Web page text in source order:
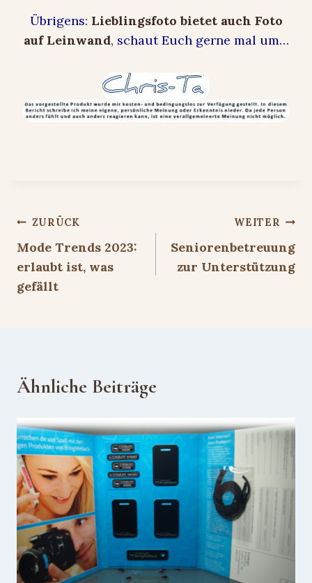
Übrigens: Lieblingsfoto bietet auch Foto
auf Leinwand, schaut Euch gerne mal um…
Beitragsnavigation
ZURÜCK
Mode Trends 2023:
erlaubt ist, was
gefällt
WEITER
Seniorenbetreuung
zur Unterstützung
Ähnliche Beiträge